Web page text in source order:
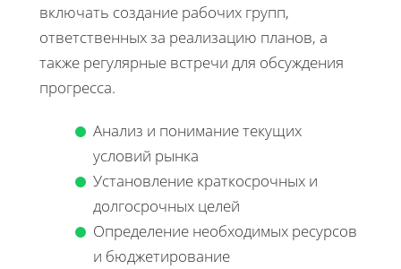
включать создание рабочих групп,
ответственных за реализацию планов, а
также регулярные встречи для обсуждения
прогресса.
Анализ и понимание текущих
условий рынка
Установление краткосрочных и
долгосрочных целей
Определение необходимых ресурсов
и бюджетирование